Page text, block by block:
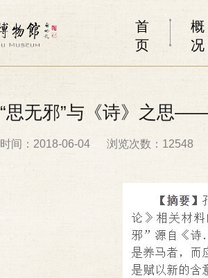
首
页
概
况
“思无邪”与《诗》之思
时间：2018-06-04 浏览次数：12548